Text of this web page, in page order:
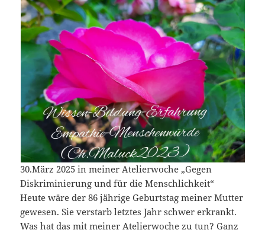
30.März 2025 in meiner Atelierwoche „Gegen
Diskriminierung und für die Menschlichkeit“
Heute wäre der 86 jährige Geburtstag meiner Mutter
gewesen. Sie verstarb letztes Jahr schwer erkrankt.
Was hat das mit meiner Atelierwoche zu tun? Ganz